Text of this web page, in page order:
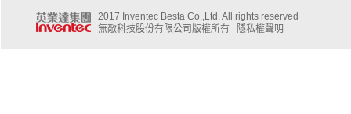
2017 Inventec Besta Co.,Ltd. All rights reserved
無敵科技股份有限公司版權所有
隱私權聲明